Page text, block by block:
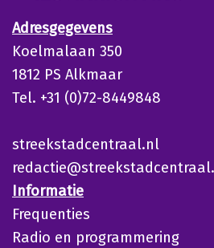
Adresgegevens
Koelmalaan 350
1812 PS Alkmaar
Tel. +31 (0)72-8449848
streekstadcentraal.nl
Informatie
Frequenties
Radio en programmering